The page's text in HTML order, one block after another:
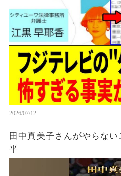
2026/07/12
田中真美子さんがやらな
平